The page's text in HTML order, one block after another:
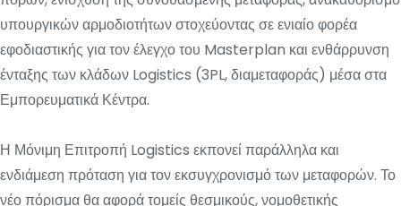
υπουργικών αρμοδιοτήτων στοχεύοντας σε ενιαίο φορέα
εφοδιαστικής για τον έλεγχο του Masterplan και ενθάρρυνση
ένταξης των κλάδων Logistics (3PL, διαμεταφοράς) μέσα στα
Εμπορευματικά Κέντρα.
Η Μόνιμη Επιτροπή Logistics εκπονεί παράλληλα και
ενδιάμεση πρόταση για τον εκσυγχρονισμό των μεταφορών. Το
νέο πόρισμα θα αφορά τομείς θεσμικούς, νομοθετικής